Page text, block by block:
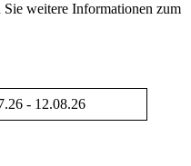
Sie weitere Informationen zum
- 12.08.26